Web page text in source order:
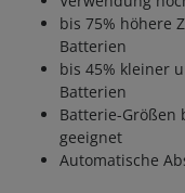
bis 75% höhere
Batterien
bis 45% kleiner
Batterien
Batterie-Größen
geeignet
Automatische